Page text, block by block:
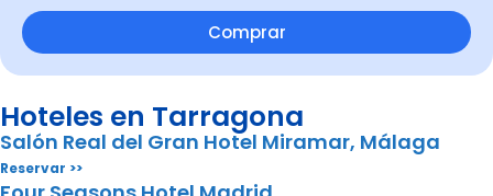
Comprar
Hoteles en Tarragona
Salón Real del Gran Hotel Miramar, Málaga
Reservar >>